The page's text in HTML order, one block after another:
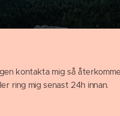
kontakta mig så
ring mig senast 24h innan.